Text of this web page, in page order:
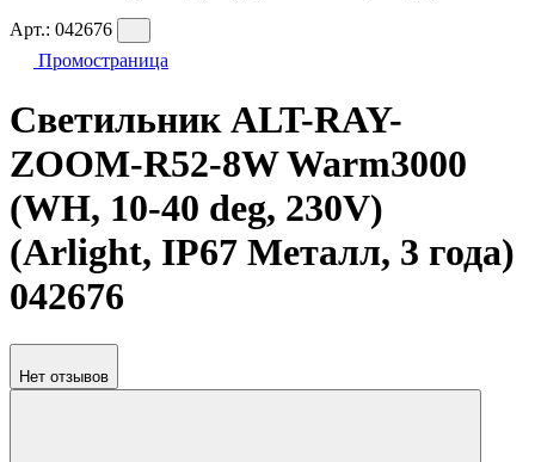
Арт.: 042676
Промостраница
Светильник ALT-RAY-
ZOOM-R52-8W Warm3000
(WH, 10-40 deg, 230V)
(Arlight, IP67 Металл, 3 года)
042676
Нет отзывов